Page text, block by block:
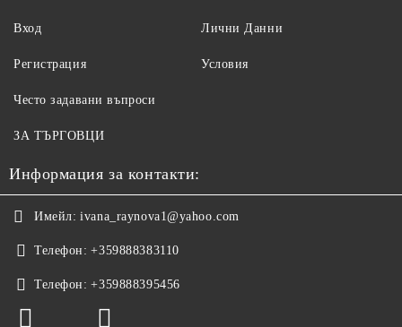
Вход
Регистрация
Лични Данни
Условия
Често задавани въпроси
ЗА ТЪРГОВЦИ
Информация за контакти:
Имейл: ivana_raynova1@yahoo.com
Телефон: +359888383110
Телефон: +359888395456